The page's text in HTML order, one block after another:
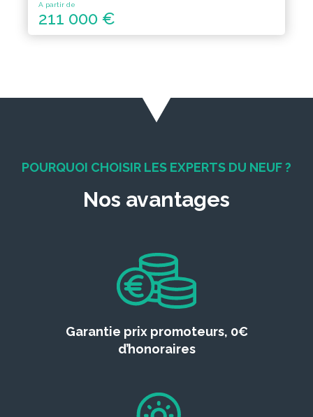
A partir de
211 000 €
POURQUOI CHOISIR LES EXPERTS DU NEUF ?
Nos avantages
Garantie prix promoteurs, 0€
d’honoraires